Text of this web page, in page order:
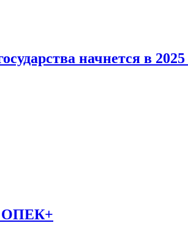
начнется в 2025
ОПЕК+